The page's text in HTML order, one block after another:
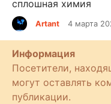
сплошная химия
Artant 4 марта
Информация
Посетители,
могут оставлять
публикации.